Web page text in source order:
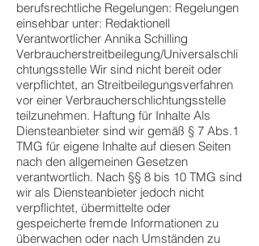
berufsrechtliche Regelungen: Regelungen
einsehbar unter: Redaktionell
Verantwortlicher Annika Schilling
Verbraucherstreitbeilegung/Universalschli
chtungsstelle Wir sind nicht bereit oder
verpflichtet, an Streitbeilegungsverfahren
vor einer Verbraucherschlichtungsstelle
teilzunehmen. Haftung für Inhalte Als
Diensteanbieter sind wir gemäß § 7 Abs.1
TMG für eigene Inhalte auf diesen Seiten
nach den allgemeinen Gesetzen
verantwortlich. Nach §§ 8 bis 10 TMG sind
wir als Diensteanbieter jedoch nicht
verpflichtet, übermittelte oder
gespeicherte fremde Informationen zu
überwachen oder nach Umständen zu